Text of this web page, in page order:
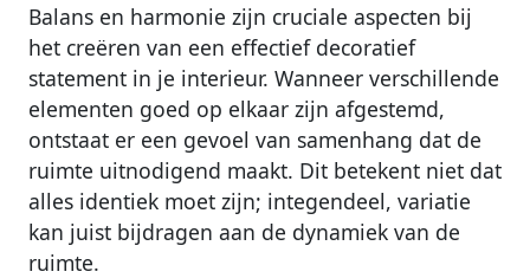
Balans en harmonie zijn cruciale aspecten bij
het creëren van een effectief decoratief
statement in je interieur. Wanneer verschillende
elementen goed op elkaar zijn afgestemd,
ontstaat er een gevoel van samenhang dat de
ruimte uitnodigend maakt. Dit betekent niet dat
alles identiek moet zijn; integendeel, variatie
kan juist bijdragen aan de dynamiek van de
ruimte.